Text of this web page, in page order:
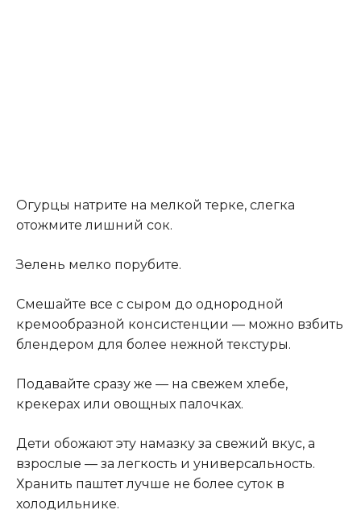
Огурцы натрите на мелкой терке, слегка
отожмите лишний сок.
Зелень мелко порубите.
Смешайте все с сыром до однородной
кремообразной консистенции — можно взбить
блендером для более нежной текстуры.
Подавайте сразу же — на свежем хлебе,
крекерах или овощных палочках.
Дети обожают эту намазку за свежий вкус, а
взрослые — за легкость и универсальность.
Хранить паштет лучше не более суток в
холодильнике.